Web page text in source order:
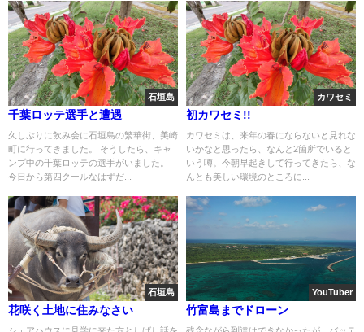
石垣島
千葉ロッテ選手と遭遇
久しぶりに飲み会に石垣島の繁華街、美崎
町に行ってきました。 そうしたら、キャ
ンプ中の千葉ロッテの選手がいました。
今日から第四クールなはずだ...
カワセミ
初カワセミ!!
カワセミは、来年の春にならないと見れな
いかなと思ったら、なんと2箇所でいると
いう噂。今朝早起きして行ってきたら、な
んとも美しい環境のところに...
石垣島
花咲く土地に住みなさい
YouTuber
竹富島までドローン